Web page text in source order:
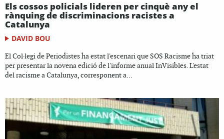
Els cossos policials lideren per cinquè any el
rànquing de discriminacions racistes a
Catalunya
DAVID BOU
El Col·legi de Periodistes ha estat l'escenari que SOS Racisme ha triat
per presentar la novena edició de l'informe anual InVisibles. L'estat
del racisme a Catalunya, corresponent a...